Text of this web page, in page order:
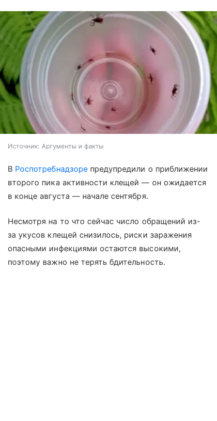
Источник: Аргументы и факты
В Роспотребнадзорепредупредили о приближении
второго пика активности клещей — он ожидается
в конце августа — начале сентября.
Несмотря на то что сейчас число обращений из-
за укусов клещей снизилось, риски заражения
опасными инфекциями остаются высокими,
поэтому важно не терять бдительность.